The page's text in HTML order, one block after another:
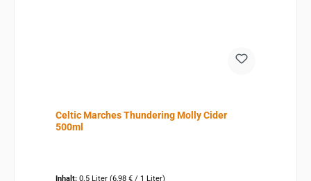
Celtic Marches Thundering Molly Cider
500ml
Inhalt: 0.5 Liter (6,98 € / 1 Liter)